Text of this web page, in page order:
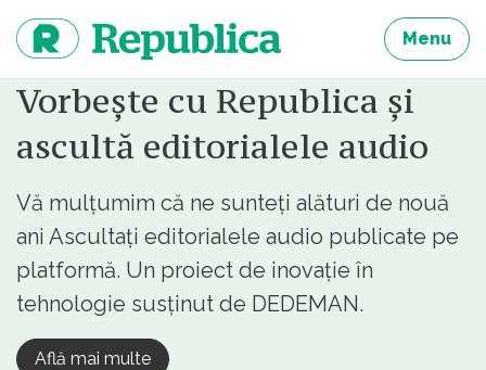
continut
Menu
Vorbește cu Republica și
ascultă editorialele audio
Vă mulțumim că ne sunteți alături de nouă
ani Ascultați editorialele audio publicate pe
platformă. Un proiect de inovație în
tehnologie susținut de DEDEMAN.
Află mai multe